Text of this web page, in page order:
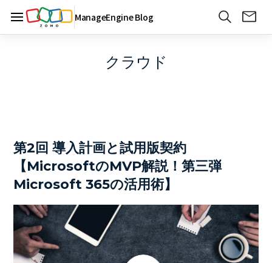
ManageEngine Blog
クラウド
第2回 導入計画と試用版契約
【MicrosoftのMVP解説！第三弾
Microsoft 365の活用術】